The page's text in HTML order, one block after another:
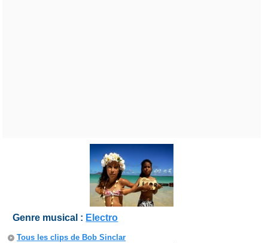
Genre musical : Electro
Tous les clips de Bob Sinclar